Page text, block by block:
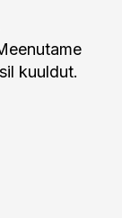
kuuldut.